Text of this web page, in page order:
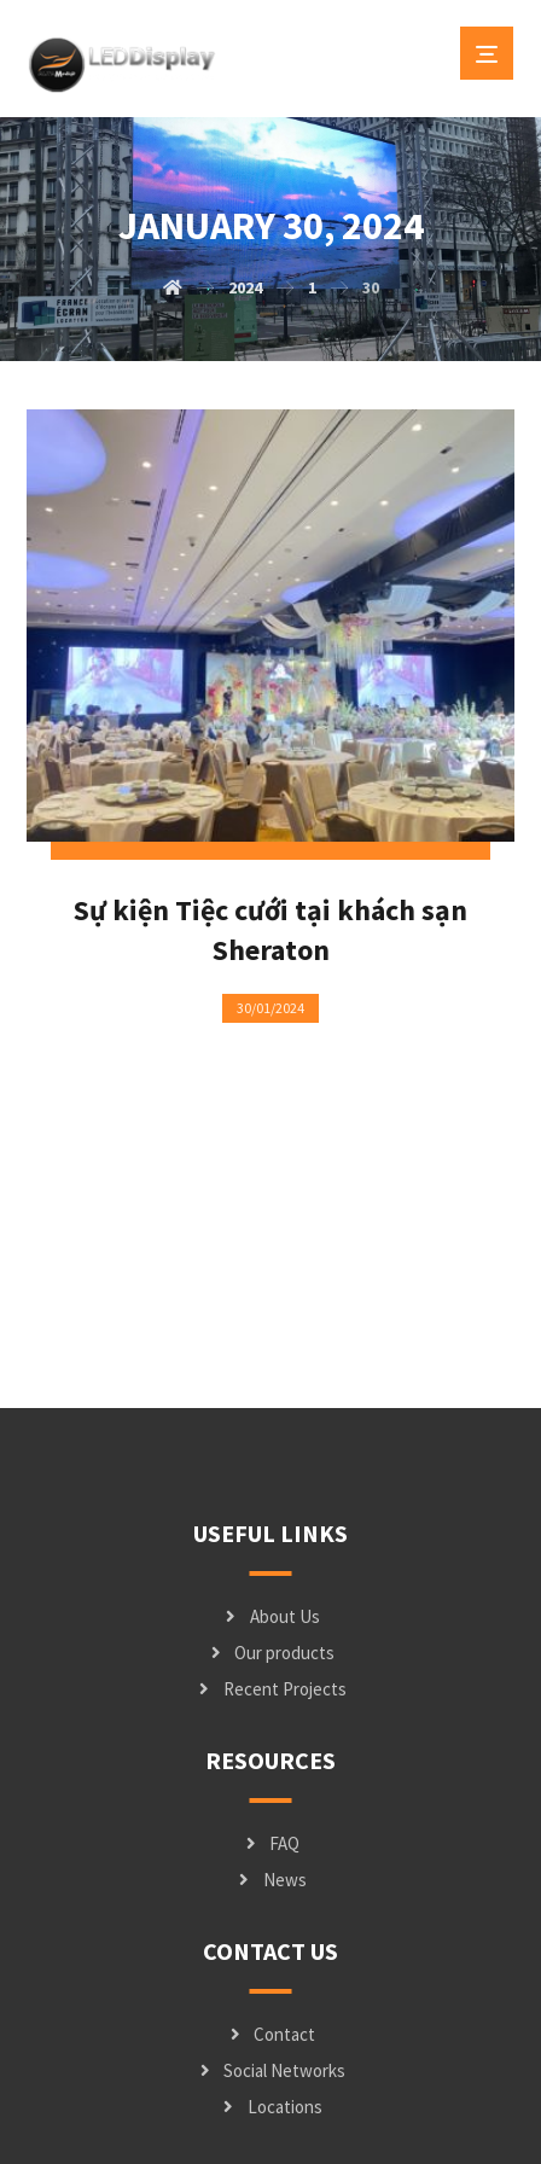
JANUARY 30, 2024
2024 1 30
Sự kiện Tiệc cưới tại khách sạn
Sheraton
30/01/2024
USEFUL LINKS
About Us
Our products
Recent Projects
RESOURCES
FAQ
News
CONTACT US
Contact
Social Networks
Locations